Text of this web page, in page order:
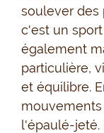
soulever des
c'est un
également
particulière,
et équilibre.
l'épaulé-jeté.